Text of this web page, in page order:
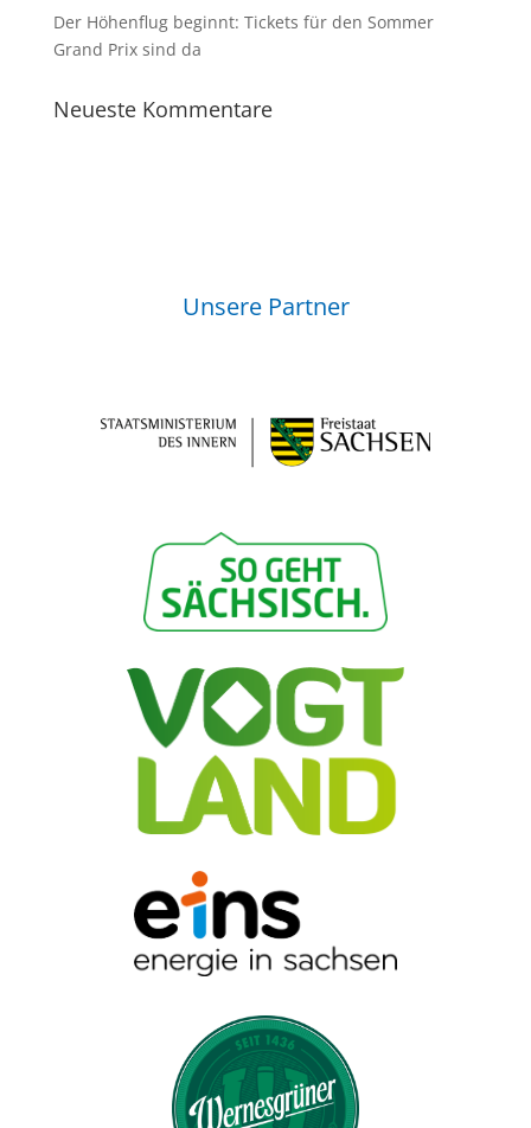
Der Höhenflug beginnt: Tickets für den Sommer
Grand Prix sind da
Neueste Kommentare
Unsere Partner